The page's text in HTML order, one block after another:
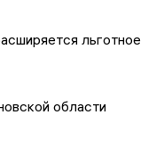
льготное
области